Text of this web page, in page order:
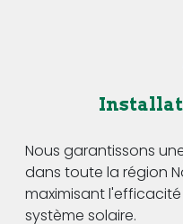
Nous garantissons
dans toute la région
maximisant
système solaire.